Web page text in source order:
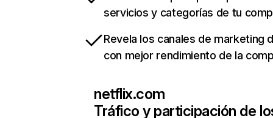
servicios y categorías de tu
Revela los canales de marketing
con mejor rendimiento de la
netflix.com
Tráfico y participación de